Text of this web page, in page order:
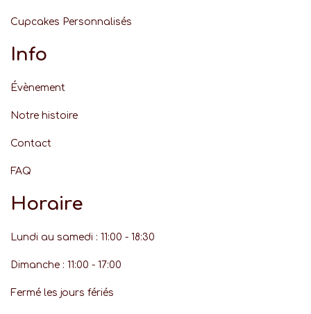
Cupcakes Personnalisés
Info
Évènement
Notre histoire
Contact
FAQ
Horaire
Lundi au samedi : 11:00 - 18:30
Dimanche : 11:00 - 17:00
Fermé les jours fériés